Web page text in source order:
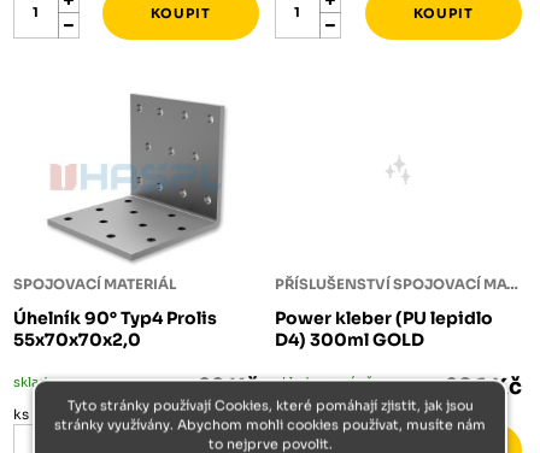
SPOJOVACÍ MATERIÁL
Úhelník 90° Typ4 Prolis
55x70x70x2,0
skladem 22 Kč
ks
PŘÍSLUŠENSTVÍ SPOJOVACÍ MATERIÁL
Power kleber (PU lepidlo
D4) 300ml GOLD
skladem méně než 5 ks 286 Kč
ks
Tyto stránky používají Cookies, které pomáhají zjistit, jak jsou
stránky využívány. Abychom mohli cookies používat, musíte nám
to nejprve povolit.